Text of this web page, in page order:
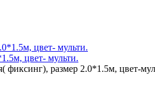
цвет- мульти.
фиксинг), размер 2.0*1.5м, цвет-